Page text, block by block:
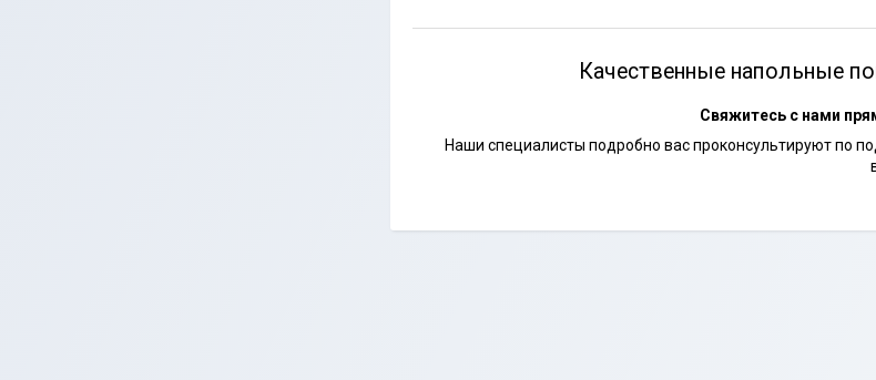
Качественные напольные
Свяжитесь с нами
Наши специалисты подробно вас проконсультируют по